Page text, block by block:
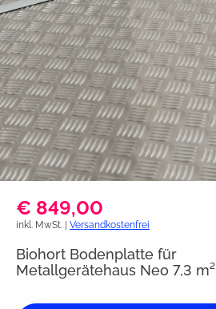
€ 849,00
inkl. MwSt. | Versandkostenfrei
Biohort Bodenplatte für
Metallgerätehaus Neo 7,3 m²